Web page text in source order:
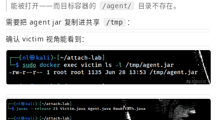
能被打开——而目标容器的
/agent/
目录不存在。
需要把 agent jar 复制进共享
/tmp
：
确认 victim 视角能看到：